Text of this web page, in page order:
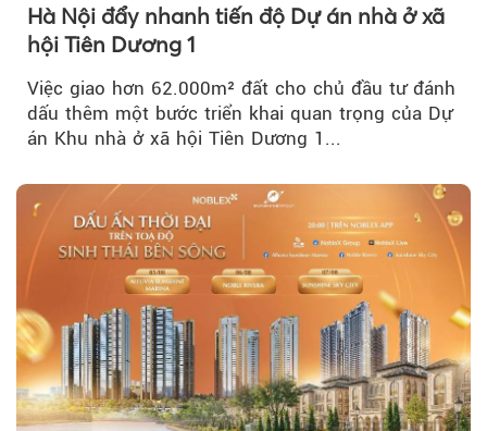
Hà Nội đẩy nhanh tiến độ Dự án nhà ở xã
hội Tiên Dương 1
Việc giao hơn 62.000m² đất cho chủ đầu tư đánh
dấu thêm một bước triển khai quan trọng của Dự
án Khu nhà ở xã hội Tiên Dương 1...